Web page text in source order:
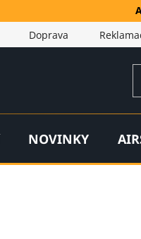
Doprava
NOVINKY